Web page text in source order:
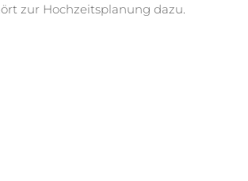
zur Hochzeitsplanung dazu.